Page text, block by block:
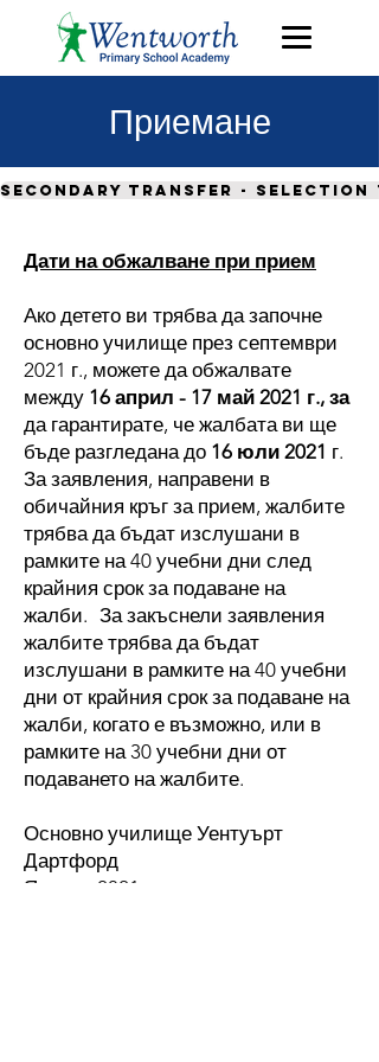
Приемане
Secondary transfer - selection
Дати на обжалване при прием
Ако детето ви трябва да започне
основно училище през септември
2021 г., можете да обжалвате
между 16 април - 17 май 2021 г., за
да гарантирате, че жалбата ви ще
бъде разгледана до 16 юли 2021 г.
За заявления, направени в
обичайния кръг за прием, жалбите
трябва да бъдат изслушани в
рамките на 40 учебни дни след
крайния срок за подаване на
жалби. За закъснели заявления
жалбите трябва да бъдат
изслушани в рамките на 40 учебни
дни от крайния срок за подаване на
жалби, когато е възможно, или в
рамките на 30 учебни дни от
подаването на жалбите.
Основно училище Уентуърт
Дартфорд
Януари 2021 г.